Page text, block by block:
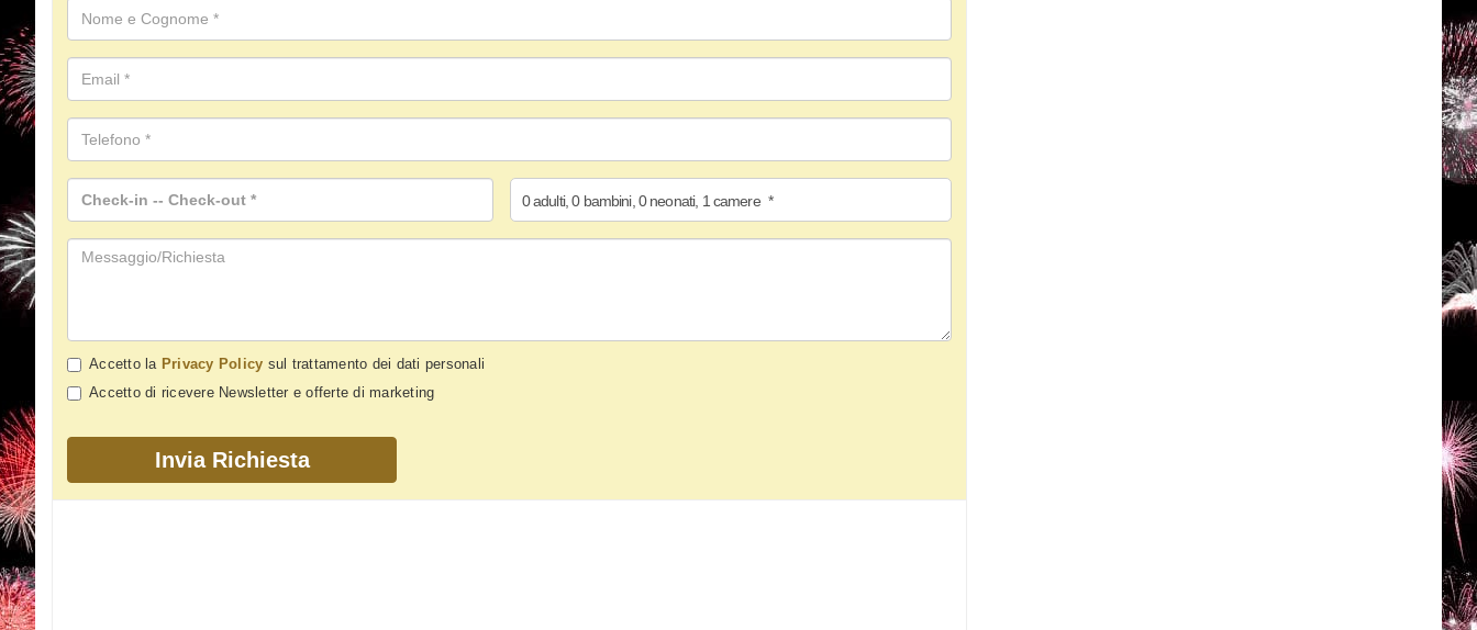
0adulti, 0 bambini, 0 neonati, 1 camere *
Accetto la Privacy Policy sul trattamento dei dati personali
Accetto di ricevere Newsletter e offerte di marketing